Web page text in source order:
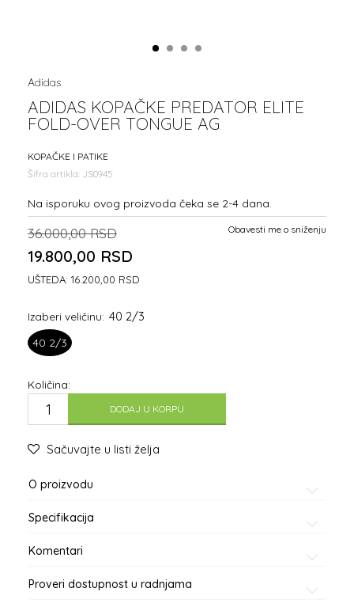
1 2 3 4
Adidas
ADIDAS KOPAČKE PREDATOR ELITE
FOLD-OVER TONGUE AG
KOPAČKE I PATIKE
Šifra artikla: JS0945
Na isporuku ovog proizvoda čeka se 2-4 dana.
36.000,00 RSD
19.800,00 RSD
UŠTEDA: 16.200,00 RSD
Obavesti me o sniženju
Izaberi veličinu: 40 2/3
40 2/3
Količina:
DODAJ U KORPU
Sačuvajte u listi želja
O proizvodu
Specifikacija
Komentari
Proveri dostupnost u radnjama